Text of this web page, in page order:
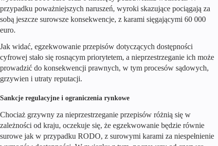
przypadku poważniejszych naruszeń, wyroki skazujące pociągają za
sobą jeszcze surowsze konsekwencje, z karami sięgającymi 60 000
euro.
Jak widać, egzekwowanie przepisów dotyczących dostępności
cyfrowej stało się rosnącym priorytetem, a nieprzestrzeganie ich może
prowadzić do konsekwencji prawnych, w tym procesów sądowych,
grzywien i utraty reputacji.
Sankcje regulacyjne i ograniczenia rynkowe
Chociaż grzywny za nieprzestrzeganie przepisów różnią się w
zależności od kraju, oczekuje się, że egzekwowanie będzie równie
surowe jak w przypadku RODO, z surowymi karami za niespełnienie